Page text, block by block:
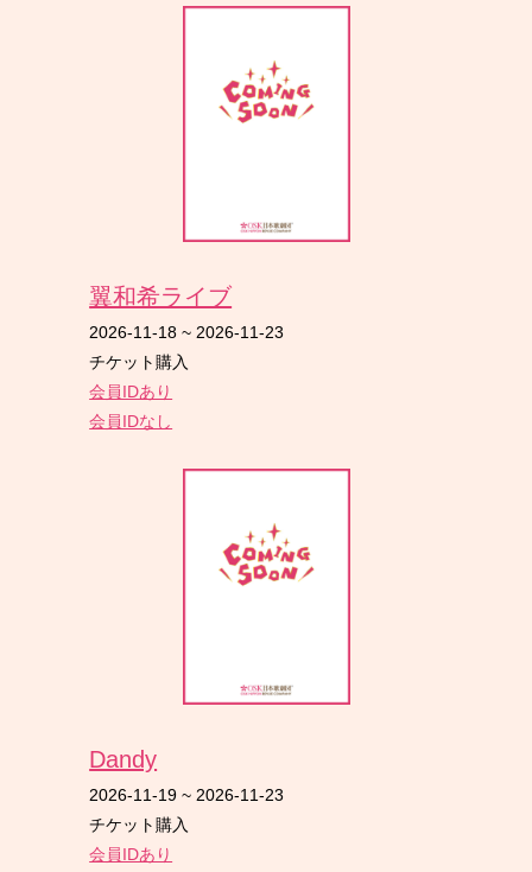
翼和希ライブ
2026-11-18 ~ 2026-11-23
チケット購入
会員IDあり
会員IDなし
Dandy
2026-11-19 ~ 2026-11-23
チケット購入
会員IDあり